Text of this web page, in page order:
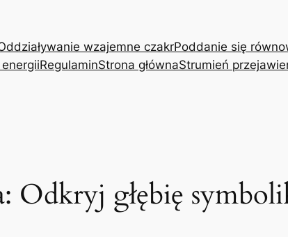
wzajemne czakrPoddanie się
energiiRegulaminStrona głównaStrumień
Odkryj głębię